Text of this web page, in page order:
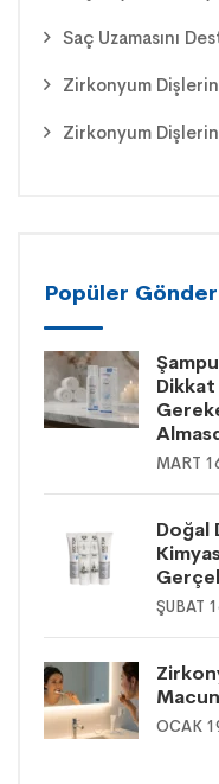
Saç Uzamasını
Zirkonyum Dişlerin
Zirkonyum
Popüler
Dikkat
MART
Doğal
ŞUBAT
OCAK